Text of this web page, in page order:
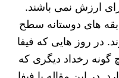
ارزش نمی باشند.
های دوستانه سطح
در روز هایی که فیفا
گونه رخداد دیگری که